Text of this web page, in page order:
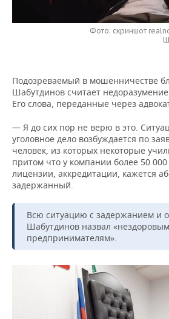
НЕФТЕХИМИЯ
ЭНЕРГЕТИКА
РОЗНИЧНАЯ ТОРГОВЛЯ
УСЛУГИ
НОВОСТИ ТЕХНОЛОГИЙ
МЕДИА
ТЕЛЕКОММУНИКАЦИИ
МЕРОПРИЯТИЯ
ВЫЕЗДНАЯ РЕДАКЦИЯ
БИЗНЕС-БРАНЧИ
ONLINE-КОНФЕРЕНЦИИ
ОТКРЫТАЯ ЛЕКЦИЯ
НОВОСТИ СПОРТА
ФУТБОЛ
ХОККЕЙ
БАСКЕТБОЛ
ВОЛЕЙБОЛ
КИБЕРСПОРТ
ФИГУРНОЕ КАТАНИЕ
ВОДНЫЕ ВИДЫ СПОРТА
ХОККЕЙ С МЯЧОМ
ОБЩЕСТВО
НОВОСТИ ОБЩЕСТВА
ВЛАСТЬ
ИНФРАСТРУКТУРА
ИСТОРИЯ
КУЛЬТУРА
МЕДИЦИНА
ОБРАЗОВАНИЕ
ПРОИСШЕСТВИЯ
ФОТОГАЛЕРЕЯ
СЮЖЕТЫ
СПРАВОЧНИК
СПИСОК ПЕРСОН
СПИСОК КОМПАНИЙ
ПОЛНАЯ ВЕРСИЯ
Фото: скриншот
Подозреваемый в мошенничестве
Шабутдинов считает
Его слова, переданные через
— Я до сих пор не верю в это.
уголовное дело возбуждается по
человек, из которых некоторые
притом что у компании более 50 000
лицензии, аккредитации, кажется
задержанный.
Всю ситуацию с задержанием и
Шабутдинов назвал
предпринимателям».